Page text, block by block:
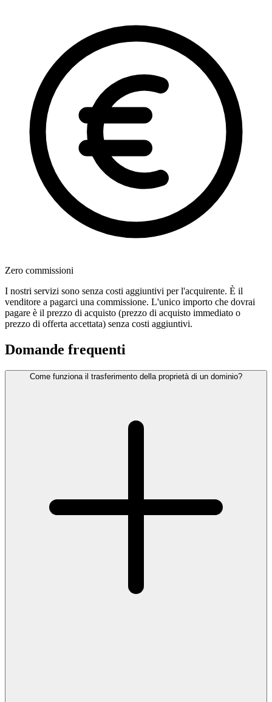
Zero commissioni
I nostri servizi sono senza costi aggiuntivi per l'acquirente. È il
venditore a pagarci una commissione. L'unico importo che dovrai
pagare è il prezzo di acquisto (prezzo di acquisto immediato o
prezzo di offerta accettata) senza costi aggiuntivi.
Domande frequenti
Come funziona il trasferimento della proprietà di un dominio?